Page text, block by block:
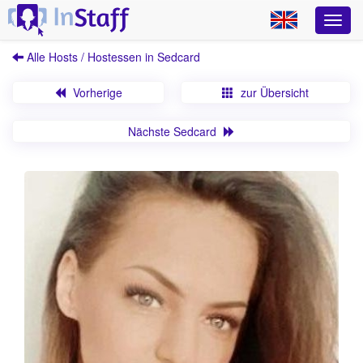
Alle Hosts / Hostessen in Sedcard
Vorherige zur Übersicht
Nächste Sedcard